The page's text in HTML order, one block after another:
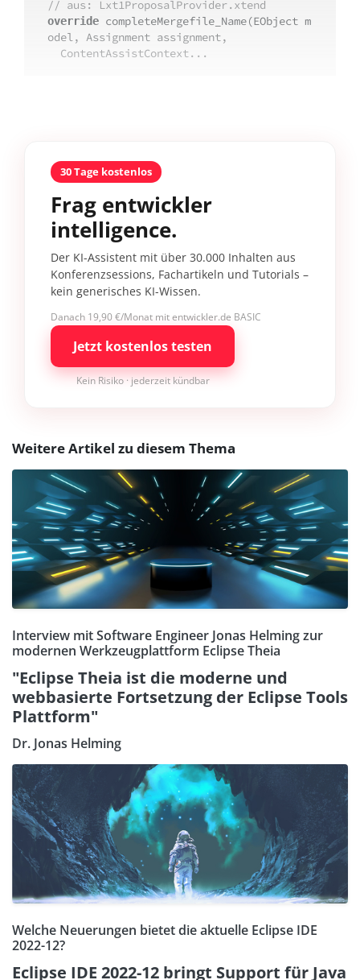
// aus: Lxt1ProposalProvider.xtend
override completeMergefile_Name(EObject m
odel, Assignment assignment,
  ContentAssistContext...
30 Tage kostenlos
Frag entwickler
intelligence.
Der KI-Assistent mit über 30.000 Inhalten aus
Konferenzsessions, Fachartikeln und Tutorials –
kein generisches KI-Wissen.
Danach 19,90 €/Monat mit entwickler.de BASIC
Jetzt kostenlos testen
Kein Risiko · jederzeit kündbar
Weitere Artikel zu diesem Thema
Interview mit Software Engineer Jonas Helming zur
modernen Werkzeugplattform Eclipse Theia
"Eclipse Theia ist die moderne und
webbasierte Fortsetzung der Eclipse Tools
Plattform"
Dr. Jonas Helming
Welche Neuerungen bietet die aktuelle Eclipse IDE
2022-12?
Eclipse IDE 2022-12 bringt Support für Java